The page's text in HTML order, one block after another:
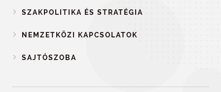
SZAKPOLITIKA ÉS STRATÉGIA
NEMZETKÖZI KAPCSOLATOK
SAJTÓSZOBA